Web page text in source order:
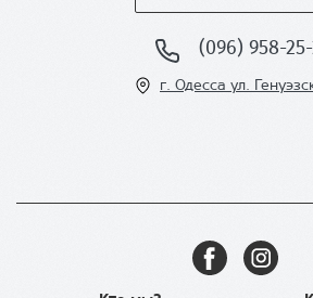
г. Одесса ул.
(096) 958-